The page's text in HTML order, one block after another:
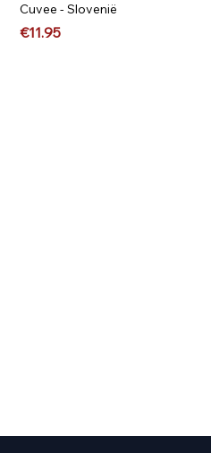
Cuvee - Slovenië
Price
€11.95